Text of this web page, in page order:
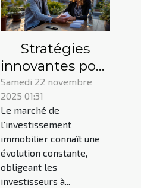
Stratégies
innovantes pour
diversifier vos
investissements
immobiliers
Samedi 22 novembre
2025 01:31
Le marché de
l’investissement
immobilier connaît une
évolution constante,
obligeant les
investisseurs à...